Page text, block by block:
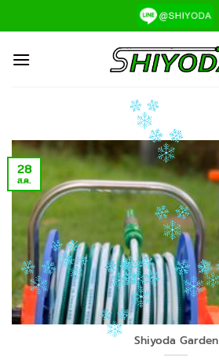
ไป
เนื้อหา
Shiyoda Garden
28
ส.ค.